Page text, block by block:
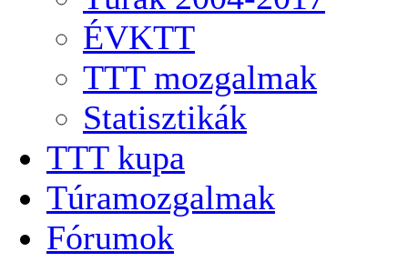
ÉVKTT
TTT mozgalmak
Statisztikák
TTT kupa
Túramozgalmak
Fórumok